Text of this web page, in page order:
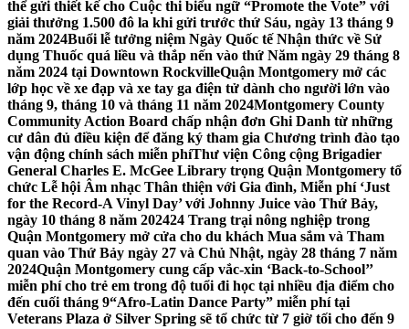
thể gửi thiết kế cho Cuộc thi biểu ngữ “Promote the Vote” với
giải thưởng 1.500 đô la khi gửi trước thứ Sáu, ngày 13 tháng 9
năm 2024Buổi lễ tưởng niệm Ngày Quốc tế Nhận thức về Sử
dụng Thuốc quá liều và thắp nến vào thứ Năm ngày 29 tháng 8
năm 2024 tại Downtown RockvilleQuận Montgomery mở các
lớp học về xe đạp và xe tay ga điện tử dành cho người lớn vào
tháng 9, tháng 10 và tháng 11 năm 2024Montgomery County
Community Action Board chấp nhận đơn Ghi Danh từ những
cư dân đủ điều kiện để đăng ký tham gia Chương trình đào tạo
vận động chính sách miễn phíThư viện Công cộng Brigadier
General Charles E. McGee Library trọng Quận Montgomery tổ
chức Lễ hội Âm nhạc Thân thiện với Gia đình, Miễn phí ‘Just
for the Record-A Vinyl Day’ với Johnny Juice vào Thứ Bảy,
ngày 10 tháng 8 năm 202424 Trang trại nông nghiệp trong
Quận Montgomery mở cửa cho du khách Mua sắm và Tham
quan vào Thứ Bảy ngày 27 và Chủ Nhật, ngày 28 tháng 7 năm
2024Quận Montgomery cung cấp vắc-xin ‘Back-to-School’’
miễn phí cho trẻ em trong độ tuổi đi học tại nhiều địa điểm cho
đến cuối tháng 9“Afro-Latin Dance Party” miễn phí tại
Veterans Plaza ở Silver Spring sẽ tổ chức từ 7 giờ tối cho đến 9